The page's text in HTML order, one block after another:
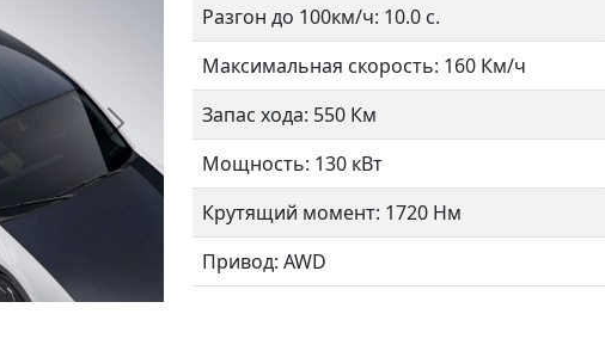
Следующий
Разгон до 100км/ч: 10.0 с.
Максимальная скорость: 160 Км/ч
Запас хода: 550 Км
Мощность: 130 кВт
Крутящий момент: 1720 Нм
Привод: AWD